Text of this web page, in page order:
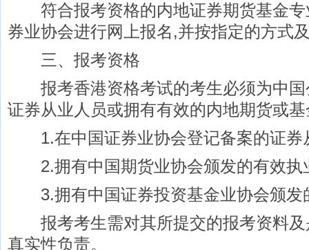
符合报考资格的内地证券期货基金专
券业协会进行网上报名,并按指定的方式
三、报考资格
报考香港资格考试的考生必须为中国
证券从业人员或拥有有效的内地期货或
1.在中国证券业协会登记备案的证券
2.拥有中国期货业协会颁发的有效执
3.拥有中国证券投资基金业协会颁发
报考考生需对其所提交的报考资料及
真实性负责。